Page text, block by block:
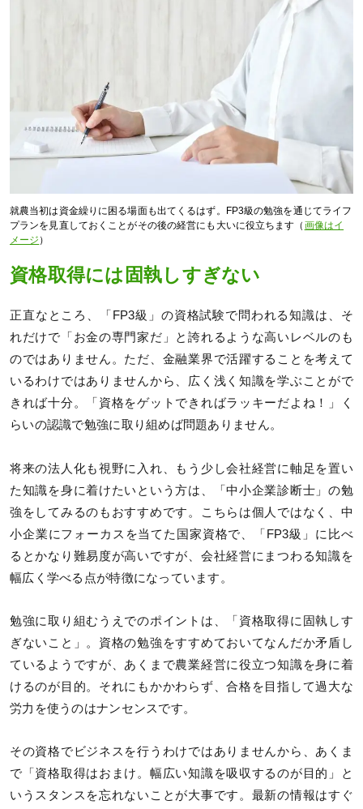
就農当初は資金繰りに困る場面も出てくるはず。FP3級の勉強を通じてライフ
プランを見直しておくことがその後の経営にも大いに役立ちます（ 画像はイ
メージ ）
資格取得には固執しすぎない
正直なところ、「FP3級」の資格試験で問われる知識は、そ
れだけで「お金の専門家だ」と誇れるような高いレベルのも
のではありません。ただ、金融業界で活躍することを考えて
いるわけではありませんから、広く浅く知識を学ぶことがで
きれば十分。「資格をゲットできればラッキーだよね！」く
らいの認識で勉強に取り組めば問題ありません。
将来の法人化も視野に入れ、もう少し会社経営に軸足を置い
た知識を身に着けたいという方は、「中小企業診断士」の勉
強をしてみるのもおすすめです。こちらは個人ではなく、中
小企業にフォーカスを当てた国家資格で、「FP3級」に比べ
るとかなり難易度が高いですが、会社経営にまつわる知識を
幅広く学べる点が特徴になっています。
勉強に取り組むうえでのポイントは、「資格取得に固執しす
ぎないこと」。資格の勉強をすすめておいてなんだか矛盾し
ているようですが、あくまで農業経営に役立つ知識を身に着
けるのが目的。それにもかかわらず、合格を目指して過大な
労力を使うのはナンセンスです。
その資格でビジネスを行うわけではありませんから、あくま
で「資格取得はおまけ。幅広い知識を吸収するのが目的」と
いうスタンスを忘れないことが大事です。最新の情報はすぐ